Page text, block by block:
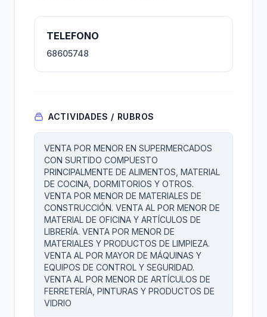
TELEFONO
68605748
ACTIVIDADES / RUBROS
VENTA POR MENOR EN SUPERMERCADOS
CON SURTIDO COMPUESTO
PRINCIPALMENTE DE ALIMENTOS, MATERIAL
DE COCINA, DORMITORIOS Y OTROS.
VENTA POR MENOR DE MATERIALES DE
CONSTRUCCIÓN. VENTA AL POR MENOR DE
MATERIAL DE OFICINA Y ARTÍCULOS DE
LIBRERÍA. VENTA POR MENOR DE
MATERIALES Y PRODUCTOS DE LIMPIEZA.
VENTA AL POR MAYOR DE MÁQUINAS Y
EQUIPOS DE CONTROL Y SEGURIDAD.
VENTA AL POR MENOR DE ARTÍCULOS DE
FERRETERÍA, PINTURAS Y PRODUCTOS DE
VIDRIO